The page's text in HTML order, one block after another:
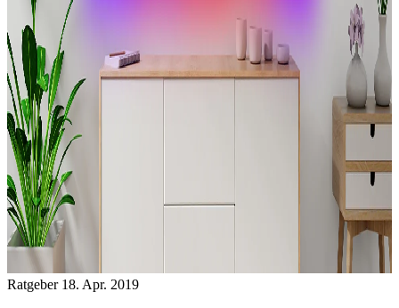
Ratgeber 18. Apr. 2019